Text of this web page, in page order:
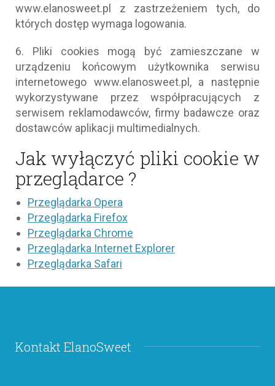
www.elanosweet.pl z zastrzeżeniem tych, do
których dostęp wymaga logowania.
6. Pliki cookies mogą być zamieszczane w
urządzeniu końcowym użytkownika serwisu
internetowego www.elanosweet.pl, a następnie
wykorzystywane przez współpracujących z
serwisem reklamodawców, firmy badawcze oraz
dostawców aplikacji multimedialnych.
Jak wyłączyć pliki cookie w
przeglądarce ?
Przeglądarka Opera
Przeglądarka Firefox
Przeglądarka Chrome
Przeglądarka Internet Explorer
Przeglądarka Safari
Kontakt ElanoSweet